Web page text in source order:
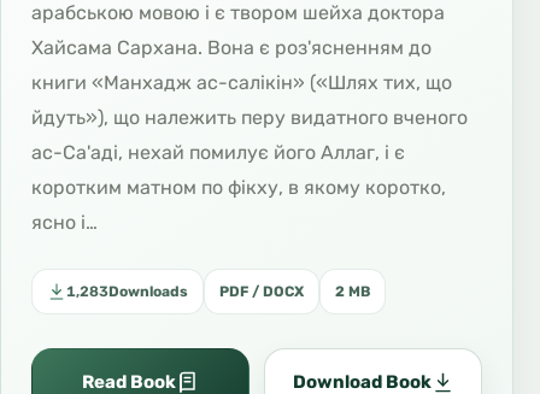
арабською мовою і є твором шейха доктора
Хайсама Сархана. Вона є роз'ясненням до
книги «Манхадж ас-салікін» («Шлях тих, що
йдуть»), що належить перу видатного вченого
ас-Са'аді, нехай помилує його Аллаг, і є
коротким матном по фікху, в якому коротко,
ясно і…
1,283Downloads PDF / DOCX 2 MB
Read Book Download Book